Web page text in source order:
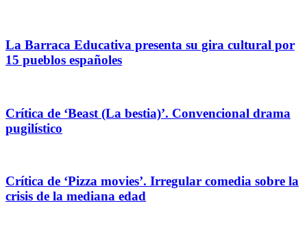
La Barraca Educativa presenta su gira cultural por
15 pueblos españoles
Crítica de ‘Beast (La bestia)’. Convencional drama
pugilístico
Crítica de ‘Pizza movies’. Irregular comedia sobre la
crisis de la mediana edad